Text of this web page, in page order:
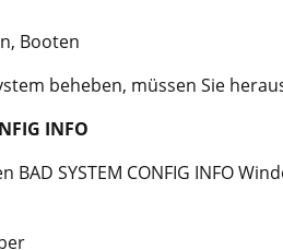
Booten
beheben, müssen Sie
INFO
SYSTEM CONFIG INFO